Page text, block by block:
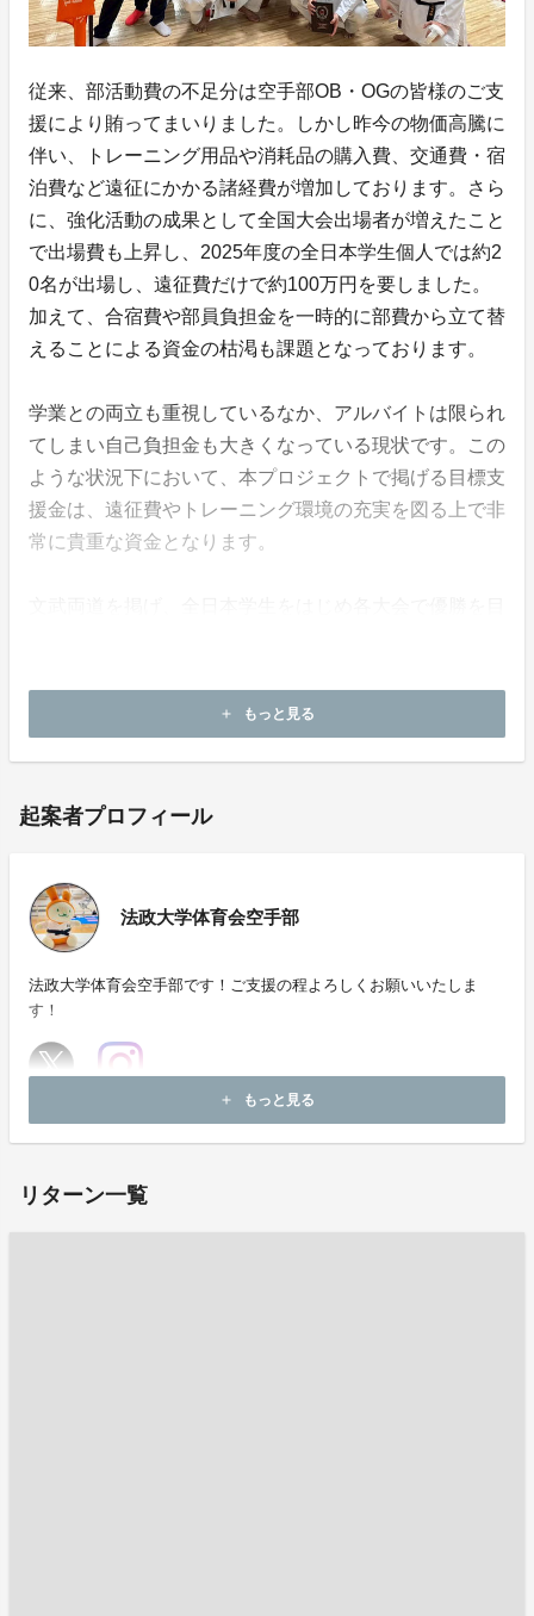
従来、部活動費の不足分は空手部OB・OGの皆様のご支
援により賄ってまいりました。しかし昨今の物価高騰に
伴い、トレーニング用品や消耗品の購入費、交通費・宿
泊費など遠征にかかる諸経費が増加しております。さら
に、強化活動の成果として全国大会出場者が増えたこと
で出場費も上昇し、2025年度の全日本学生個人では約2
0名が出場し、遠征費だけで約100万円を要しました。
加えて、合宿費や部員負担金を一時的に部費から立て替
えることによる資金の枯渇も課題となっております。
学業との両立も重視しているなか、アルバイトは限られ
てしまい自己負担金も大きくなっている現状です。この
ような状況下において、本プロジェクトで掲げる目標支
援金は、遠征費やトレーニング環境の充実を図る上で非
常に貴重な資金となります。
add もっと見る
起案者プロフィール
法政大学体育会空手部
法政大学体育会空手部です！ご支援の程よろしくお願いいたしま
す！
add もっと見る
リターン一覧